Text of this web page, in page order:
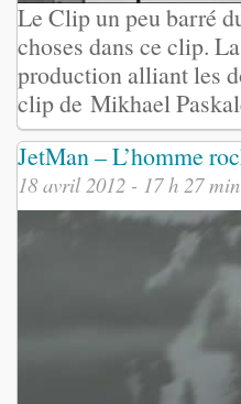
Le Clip un peu barré
choses dans ce clip.
production alliant les
clip de Mikhael
JetMan – L’homme
18 avril 2012 - 17 h 27 min